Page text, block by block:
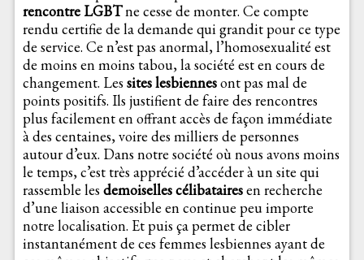
rencontre LGBTne cesse de monter. Ce compte
rendu certifie de la demande qui grandit pour ce type
de service. Ce n’est pas anormal, l’homosexualité est
de moins en moins tabou, la société est en cours de
changement. Les sites lesbiennesont pas mal de
points positifs. Ils justifient de faire des rencontres
plus facilement en offrant accès de façon immédiate
à des centaines, voire des milliers de personnes
autour d’eux. Dans notre société où nous avons moins
le temps, c’est très apprécié d’accéder à un site qui
rassemble les demoiselles célibatairesen recherche
d’une liaison accessible en continue peu importe
notre localisation. Et puis ça permet de cibler
instantanément de ces femmes lesbiennes ayant de